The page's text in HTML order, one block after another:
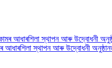
স্থাপন আৰু উদ্বোধনী অনুষ্ঠানত